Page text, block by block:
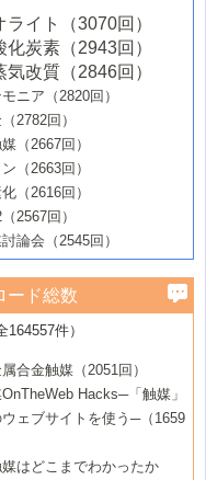
ライン・対面開催）
転換技術の最新動向
回触媒討論会（2020年・工学
媒による含窒素有機化合物変
使用量低減に向けた自動車排
媒の開発
回触媒討論会（2019年・大阪
回触媒討論会（2018年・東京
ふるまいを解き明かす最先端
ルカンの有効利用のための触
回触媒討論会（2017年・首都
究の最先端～とびたて若き研究
1）
究の最先端～とびたて若き研究
2）
究の最先端～とびたて若き研究
）
クス材料と燃料電池・電解合成
究動向
触媒討論会（2016年・大阪府
製用触媒の最近の進展
化物形燃料電池（SOFC）におけ
触媒上での燃料直接改質技術
ェル構造の制御による触媒機能
媒およびその周辺技術の最近の
ート
触媒討論会（2015年・成蹊大
反応機構に関する最新の研究動
合成に向けた近年のアプローチ
熱エネルギーの有効活用に貢献
術
キソメタレート
触媒討論会（2014年・ロワジ
豊橋）
性燃料電池システム用触媒にお
グラジカル重合の最近の動向
スの化学工業的展開に関する触
触媒の精密構造制御とその活用
マス化成品製造のための固体触
─吸着状態解析から新機能開拓
触媒討論会（2013年・関西大
年）
多孔体の利用技術における最近
触媒討論会
低減技術の最新動向
代替技術の最新動向
による物質変換反応の新展開
ェン
用する化成品合成の新潮流
年）
から見る合金触媒の新展開
触媒討論会
その場観察法の進歩（１）
その場観察法の進歩（２）
結合の触媒的活性化による有機
体酸触媒技術
イト合成における最近の進歩
年）
劣化対策と長寿命触媒開発
触媒討論会
造が拓く新機能
イトおよびその環境の精密な設
媒の高機能化
効に使うための技術
子触媒による精密有機合成
化ポリオレフィンに向けた重合
の進展
料－熱い注目を集める材料－
触媒討論会
化用光触媒の現状と課題
の実現に向けた水素製造・貯
歩
関わる触媒・材料
能社会実現のための触媒および
術
年）
学と学会のこの10年，半世紀，
触媒討論会
用したユニークな表面構造の
員による触媒研究の未来展望1：
触媒討論会
化学反応における計算化学の進
年）
素化合物の合成と触媒
触媒討論会
ァインケミカル合成プロセス
触媒
物質，あんな物質―新たな触媒
の化学』を活かした触媒研究
年）
媒の最近の進歩
触媒討論会
グ重合触媒の最近の展開
造・貯蔵のための触媒技術の新
触媒討論会
学品製造の触媒技術
媒担体とその効果
触媒討論会
用光触媒材料
解分光の進歩と応用
触媒討論会
年）
化反応触媒の最前線
触媒討論会
ネルギー場の触媒反応
における金属の触媒作用
ンケミカルズの展開に寄与する
年）
の触媒が良いのか？
触媒討論会
自動車排ガス処理技術
究の現状と将来─第90回触媒討論
年）
御された触媒の化学
触媒討論会
利用した電気化学の新展開
年）
ンケミストリーと触媒
触媒討論会特集号
年）
応工学の明日を拓く
年）
ライト（3070回）
化炭素（2943回）
気改質（2846回）
ニア（2820回）
2782回）
（2667回）
（2663回）
（2616回）
2567回）
論会（2545回）
ード総数
164557件）
合金触媒（2051回）
Hacks─「触媒」
ェブサイトを使う─（1659
はどこまでわかったか